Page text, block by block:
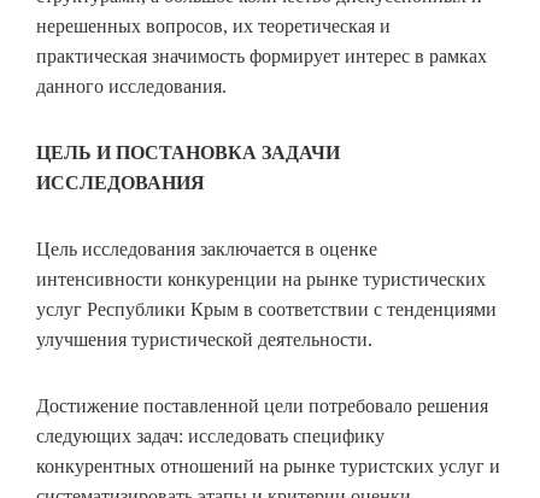
нерешенных вопросов, их теоретическая и
практическая значимость формирует интерес в рамках
данного исследования.
ЦЕЛЬ И ПОСТАНОВКА ЗАДАЧИ
ИССЛЕДОВАНИЯ
Цель исследования заключается в оценке
интенсивности конкуренции на рынке туристических
услуг Республики Крым в соответствии с тенденциями
улучшения туристической деятельности.
Достижение поставленной цели потребовало решения
следующих задач: исследовать специфику
конкурентных отношений на рынке туристских услуг и